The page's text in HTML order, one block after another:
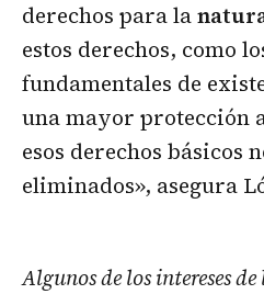
derechos para la
estos derechos, como
fundamentales de
una mayor protección
esos derechos básicos
eliminados», asegura
Algunos de los intereses